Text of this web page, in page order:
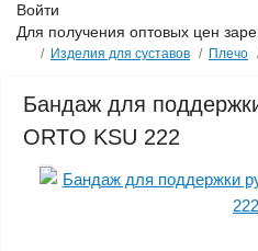
Войти
Для получения оптовых цен
Изделия для суставов Плечо
Бандаж для
ORTO KSU 222